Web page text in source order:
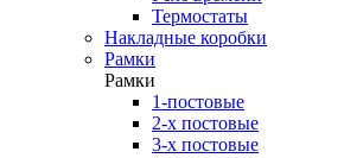
Термостаты
Накладные коробки
Рамки
Рамки
1-постовые
2-х постовые
3-х постовые